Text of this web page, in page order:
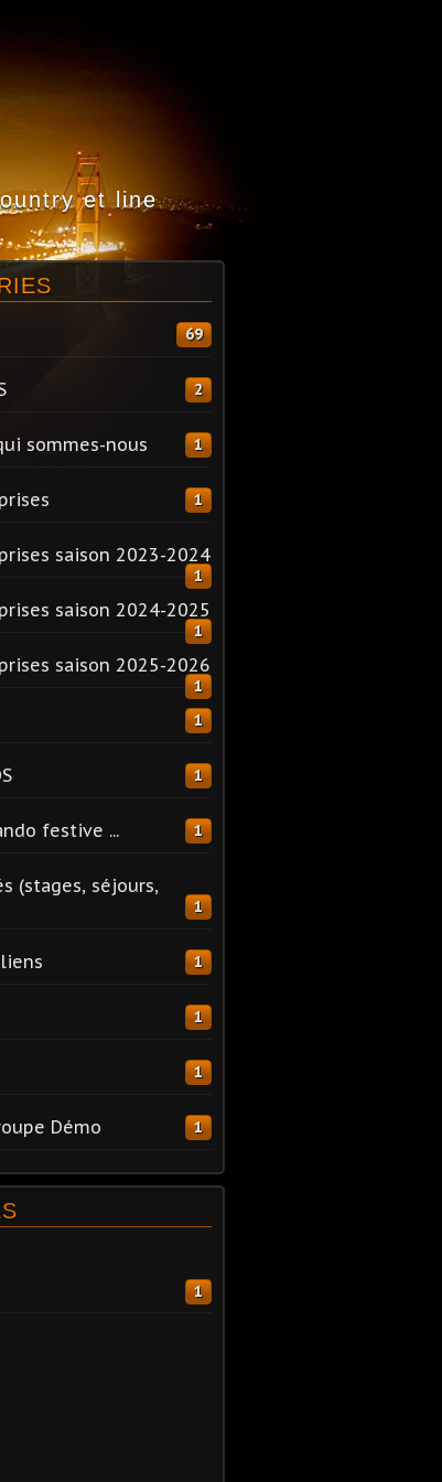
et line
69
2
sommes-nous 1
1
saison 2023-2024
1
saison 2024-2025
1
saison 2025-2026
1
1
1
festive ... 1
(stages, séjours,
1
1
1
1
Démo 1
1